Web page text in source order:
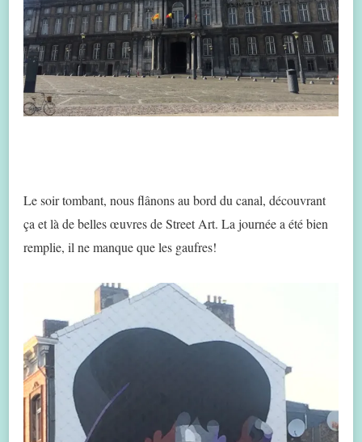
Le soir tombant, nous flânons au bord du canal, découvrant
ça et là de belles œuvres de Street Art. La journée a été bien
remplie, il ne manque que les gaufres!